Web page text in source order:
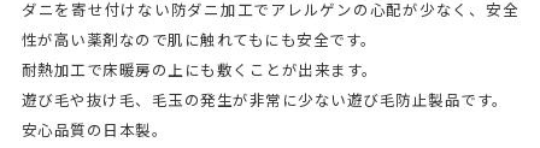
ダニを寄せ付けない防ダニ加工でアレルゲンの心配が少なく、安全
性が高い薬剤なので肌に触れてもにも安全です。
耐熱加工で床暖房の上にも敷くことが出来ます。
遊び毛や抜け毛、毛玉の発生が非常に少ない遊び毛防止製品です。
安心品質の日本製。